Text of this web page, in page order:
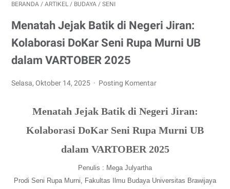
BERANDA / ARTIKEL / BUDAYA / SENI
Menatah Jejak Batik di Negeri Jiran:
Kolaborasi DoKar Seni Rupa Murni UB
dalam VARTOBER 2025
Selasa, Oktober 14, 2025 Posting Komentar
Menatah Jejak Batik di Negeri Jiran:
Kolaborasi DoKar Seni Rupa Murni UB
dalam VARTOBER 2025
Penulis : Mega Julyartha
Prodi Seni Rupa Murni, Fakultas Ilmu Budaya Universitas Brawijaya